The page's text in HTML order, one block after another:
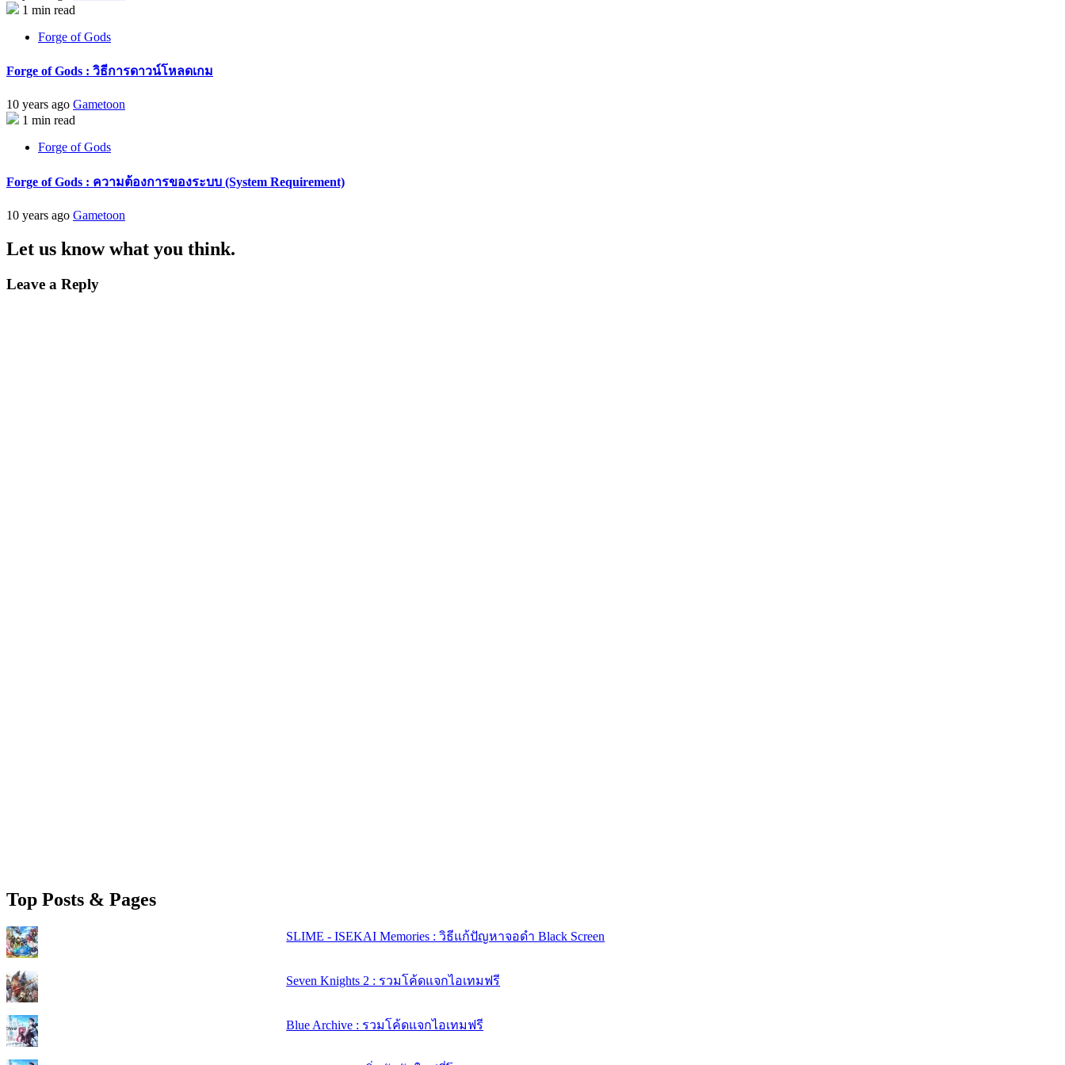
1 min read
Forge of Gods
Forge of Gods : วิธีการดาวน์โหลดเกม
10 years ago Gametoon
1 min read
Forge of Gods
Forge of Gods : ความต้องการของระบบ (System Requirement)
10 years ago Gametoon
Let us know what you think.
Leave a Reply
Top Posts & Pages
SLIME - ISEKAI Memories : วิธีแก้ปัญหาจอดำ Black Screen
Seven Knights 2 : รวมโค้ดแจกไอเทมฟรี
Blue Archive : รวมโค้ดแจกไอเทมฟรี